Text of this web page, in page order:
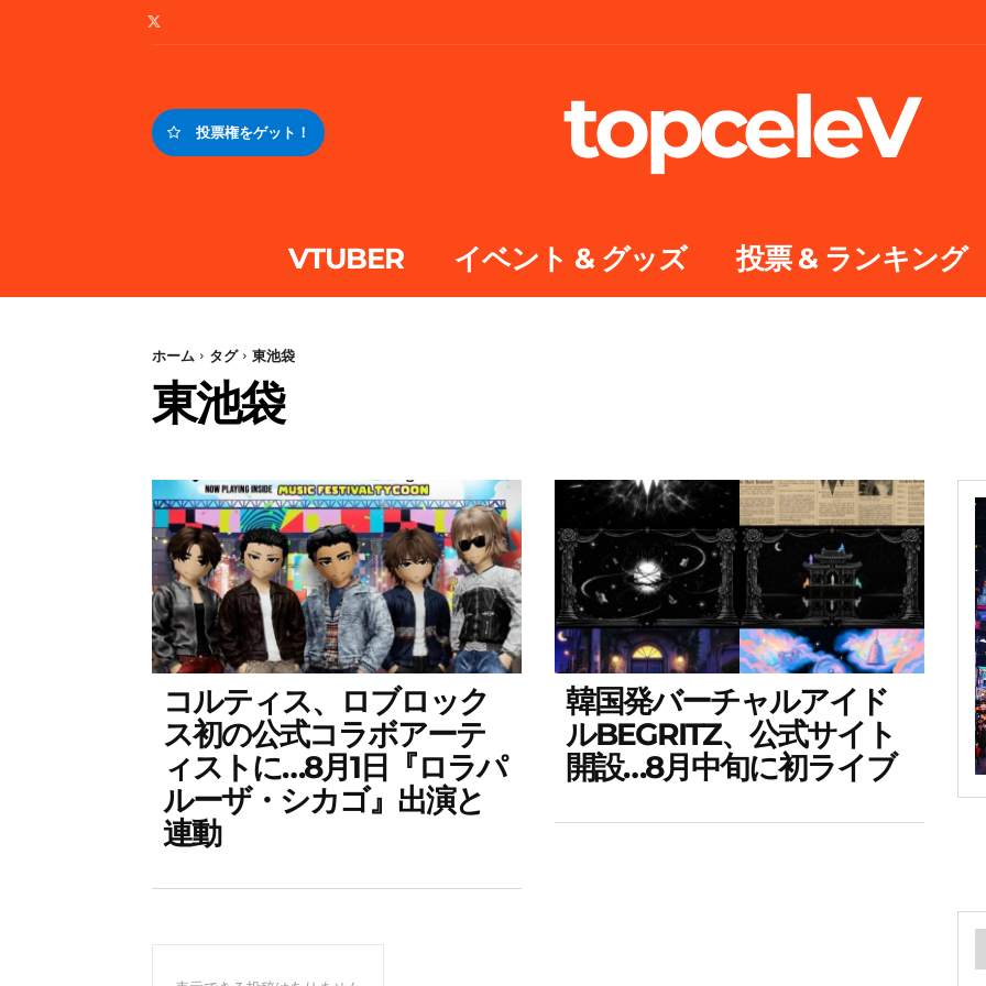
投票権をゲット！ topceleV
VTUBER イベント & グッズ 投票 & ランキング
ホーム タグ 東池袋
東池袋
コルティス、ロブロック
ス初の公式コラボアーテ
ィストに…8月1日『ロラパ
ルーザ・シカゴ』出演と
連動
韓国発バーチャルアイド
ルBEGRITZ、公式サイト
開設…8月中旬に初ライブ